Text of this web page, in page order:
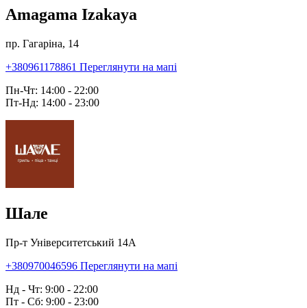
Amagama Izakaya
пр. Гагаріна, 14
+380961178861 Переглянути на мапі
Пн-Чт: 14:00 - 22:00
Пт-Нд: 14:00 - 23:00
Шале
Пр-т Університетський 14А
+380970046596 Переглянути на мапі
Нд - Чт: 9:00 - 22:00
Пт - Сб: 9:00 - 23:00